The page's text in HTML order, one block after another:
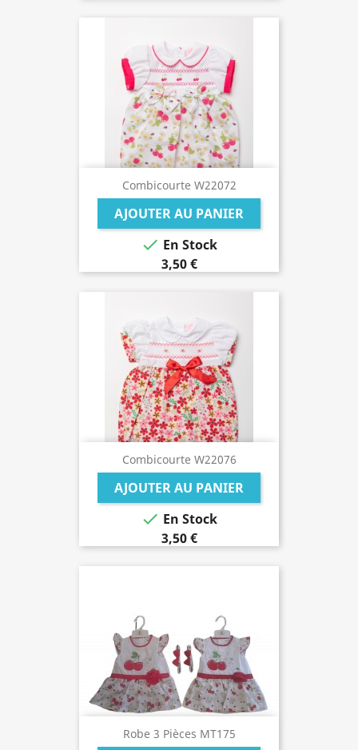
Combicourte W22072
AJOUTER AU PANIER
 En Stock
3,50 €
Combicourte W22076
AJOUTER AU PANIER
 En Stock
3,50 €
Robe 3 Pièces MT175